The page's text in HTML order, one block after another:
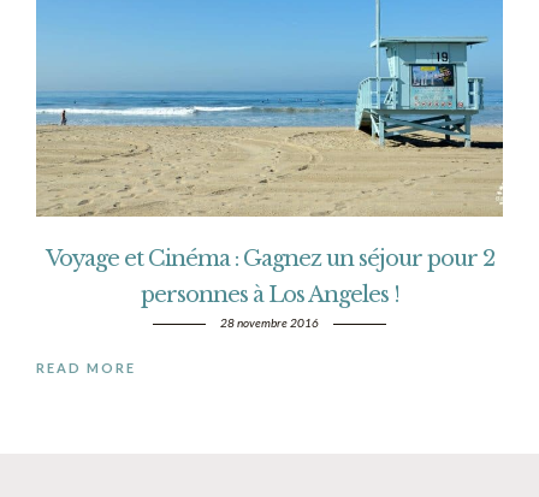
Voyage et Cinéma : Gagnez un séjour pour 2
personnes à Los Angeles !
28 novembre 2016
READ MORE